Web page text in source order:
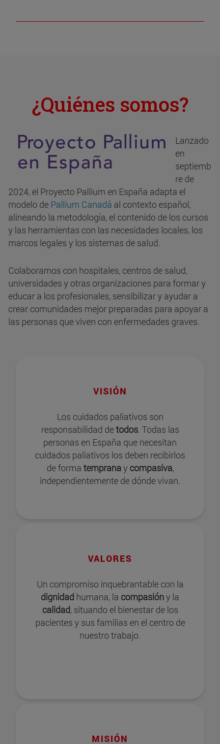
¿Quiénes somos?
Lanzado
en
septiemb
re de
2024, el Proyecto Pallium en España adapta el
modelo de Pallium Canadá al contexto español,
alineando la metodología, el contenido de los cursos
y las herramientas con las necesidades locales, los
marcos legales y los sistemas de salud.
Colaboramos con hospitales, centros de salud,
universidades y otras organizaciones para formar y
educar a los profesionales, sensibilizar y ayudar a
crear comunidades mejor preparadas para apoyar a
las personas que viven con enfermedades graves.
VISIÓN
Los cuidados paliativos son
responsabilidad detodos. Todas las
personas en España que necesitan
cuidados paliativos los deben recibirlos
de forma temprana y compasiva,
independientemente de dónde vivan.
VALORES
Un compromiso inquebrantable con la
dignidad humana, la compasióny la
calidad, situando el bienestar de los
pacientes y sus familias en el centro de
nuestro trabajo.
MISIÓN